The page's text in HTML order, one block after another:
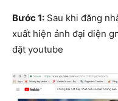
Bước 1: Sau khi đăng
xuất hiện ảnh đại diện
đặt youtube